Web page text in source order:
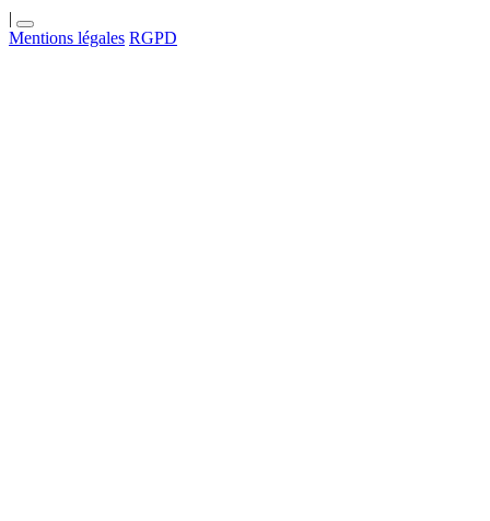
|
Mentions légales RGPD